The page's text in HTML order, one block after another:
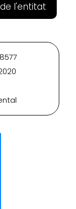
de l'entitat